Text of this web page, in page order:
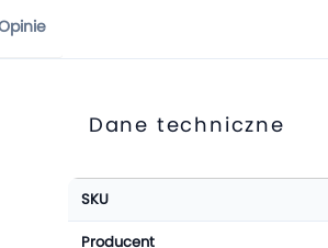
Dane techniczne
Więcej
informacji
SKU
Producent